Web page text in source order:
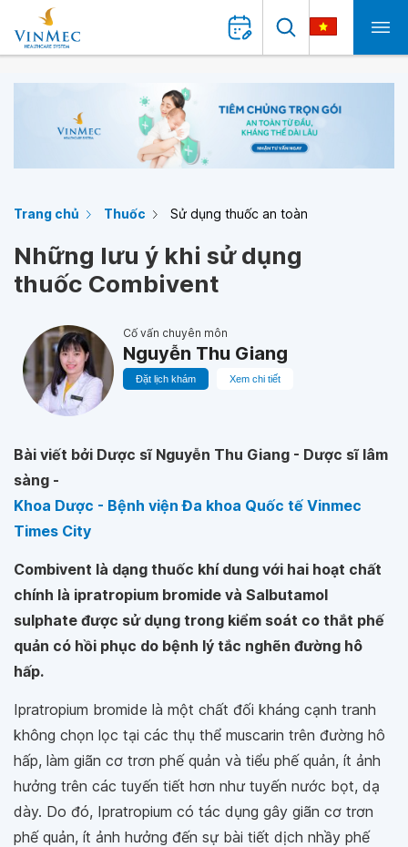
Trang chủ Thuốc Sử dụng thuốc an toàn
Những lưu ý khi sử dụng
thuốc Combivent
Cố vấn chuyên môn
Nguyễn Thu Giang
Đặt lịch khám Xem chi tiết
Bài viết bởi Dược sĩ Nguyễn Thu Giang - Dược sĩ lâm
sàng -
Khoa Dược - Bệnh viện Đa khoa Quốc tế Vinmec
Times City
Combivent là dạng thuốc khí dung với hai hoạt chất
chính là ipratropium bromide và Salbutamol
sulphate được sử dụng trong kiểm soát co thắt phế
quản có hồi phục do bệnh lý tắc nghẽn đường hô
hấp.
Ipratropium bromide là một chất đối kháng cạnh tranh
không chọn lọc tại các thụ thể muscarin trên đường hô
hấp, làm giãn cơ trơn phế quản và tiểu phế quản, ít ảnh
hưởng trên các tuyến tiết hơn như tuyến nước bọt, dạ
dày. Do đó, Ipratropium có tác dụng gây giãn cơ trơn
phế quản, ít ảnh hưởng đến sự bài tiết dịch nhầy phế